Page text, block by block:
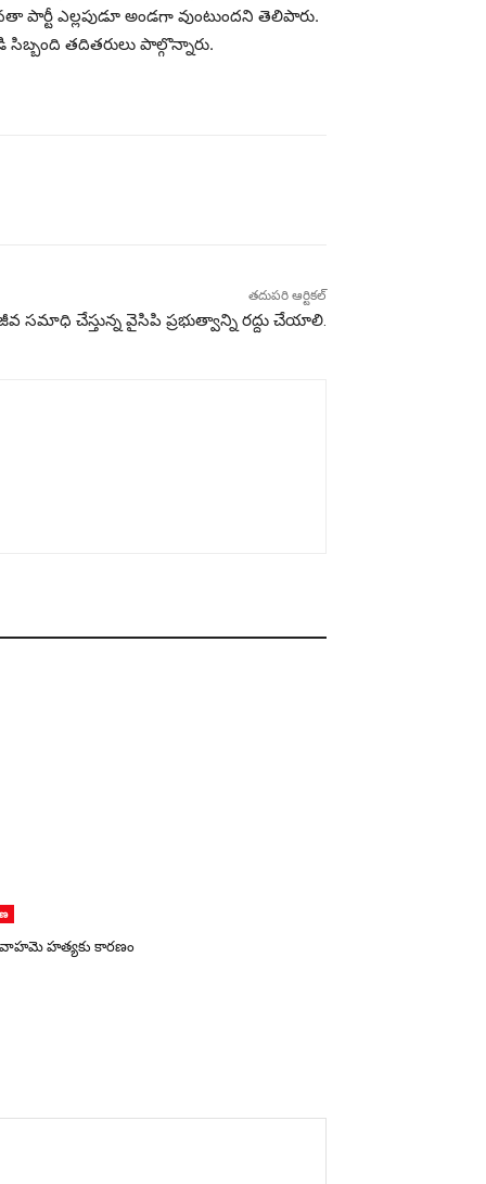
ఎల్లపుడూ అండగా వుంటుందని తెలిపారు.
తదితరులు పాల్గొన్నారు.
తదుపరి ఆర్టికల్
సమాధి చేస్తున్న వైసిపి ప్రభుత్వాన్ని రద్దు చేయాలి.
హత్యకు కారణం